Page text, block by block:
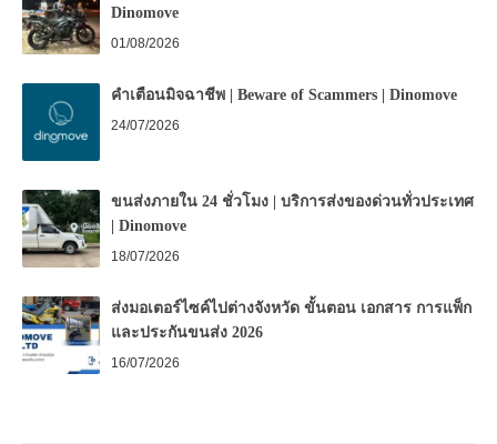
Dinomove
01/08/2026
คำเตือนมิจฉาชีพ | Beware of Scammers | Dinomove
24/07/2026
ขนส่งภายใน 24 ชั่วโมง | บริการส่งของด่วนทั่วประเทศ
| Dinomove
18/07/2026
ส่งมอเตอร์ไซค์ไปต่างจังหวัด ขั้นตอน เอกสาร การแพ็ก
และประกันขนส่ง 2026
16/07/2026